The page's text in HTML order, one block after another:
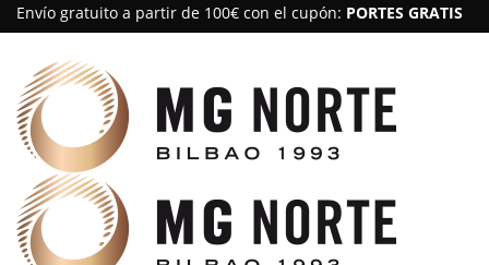
Envío gratuito a partir de 100€ con el cupón: PORTES GRATIS